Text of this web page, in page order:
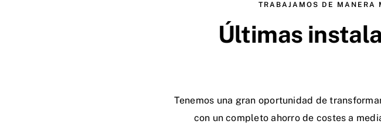
TRABAJAMOS DE MANERA
Últimas
Tenemos una gran oportunidad de
con un completo ahorro de costes a